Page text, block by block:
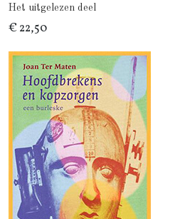
Het uitgelezen deel
€ 22,50